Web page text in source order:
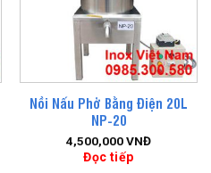
Nồi Nấu Phở Bằng Điện 20L
NP-20
4,500,000VNĐ
Đọc tiếp